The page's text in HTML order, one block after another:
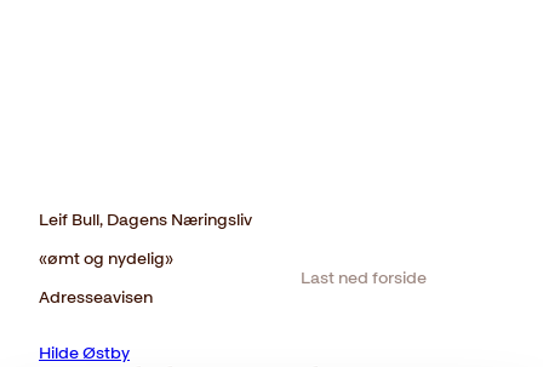
Last ned forside
Leif Bull, Dagens Næringsliv
«ømt og nydelig»
Adresseavisen
Hilde Østby